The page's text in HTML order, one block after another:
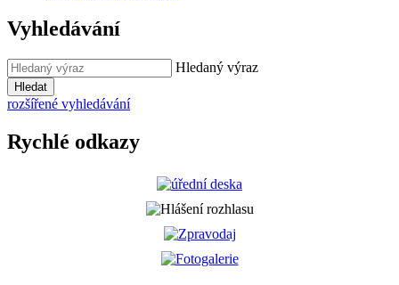
Vyhledávání
Hledaný výraz
Hledat
rozšířené vyhledávání
Rychlé odkazy